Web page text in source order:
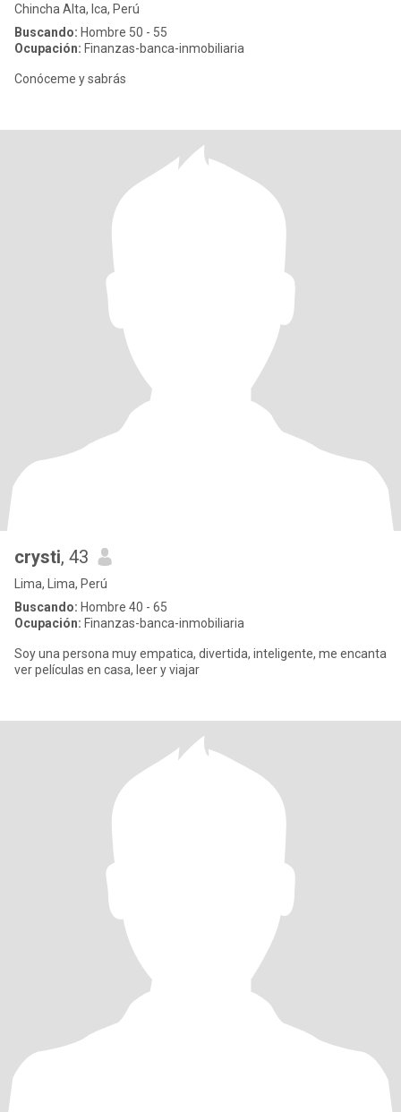
Chincha Alta, Ica, Perú
Buscando: Hombre 50 - 55
Ocupación: Finanzas-banca-inmobiliaria
Conóceme y sabrás
crysti, 43
Lima, Lima, Perú
Buscando: Hombre 40 - 65
Ocupación: Finanzas-banca-inmobiliaria
Soy una persona muy empatica, divertida, inteligente, me encanta
ver películas en casa, leer y viajar